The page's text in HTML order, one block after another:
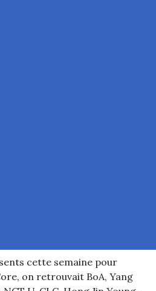
cette semaine pour
on retrouvait BoA, Yang